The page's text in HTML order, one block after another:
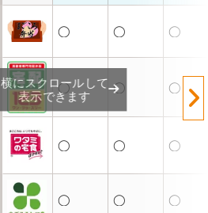
◯ ◯ ◯
◯ ◯ ◯
◯ ◯ ◯
◯ ◯ ◯
横にスクロールして
表示できます